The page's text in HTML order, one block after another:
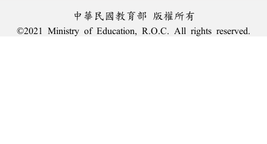
中華民國教育部 版權所有
©2021 Ministry of Education, R.O.C. All rights reserved.